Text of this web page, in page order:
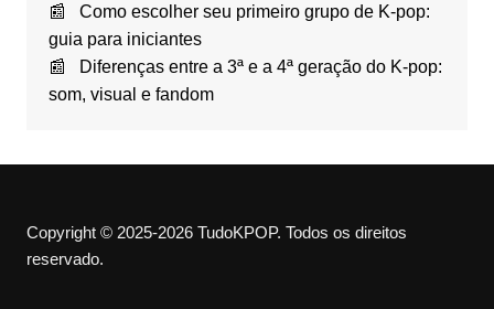
Como escolher seu primeiro grupo de K-pop:
guia para iniciantes
Diferenças entre a 3ª e a 4ª geração do K-pop:
som, visual e fandom
Copyright © 2025-2026 TudoKPOP. Todos os direitos
reservado.